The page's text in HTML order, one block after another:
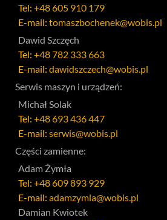
Tel: +48 605 910 179
E-mail: tomaszbochenek@wobis.pl
Dawid Szczęch
Tel: +48 782 333 663
E-mail: dawidszczech@wobis.pl
Serwis maszyn i urządzeń:
Michał Solak
Tel: +48 693 436 447
E-mail: serwis@wobis.pl
Części zamienne:
Adam Żymła
Tel: +48 609 893 929
E-mail: adamzymla@wobis.pl
Damian Kwiotek